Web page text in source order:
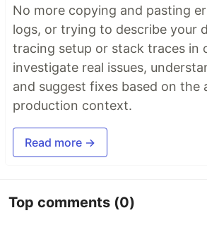
No more copying and pasting
logs, or trying to describe your
tracing setup or stack traces in
investigate real issues,
and suggest fixes based on the
production context.
Read more →
Top comments (0)